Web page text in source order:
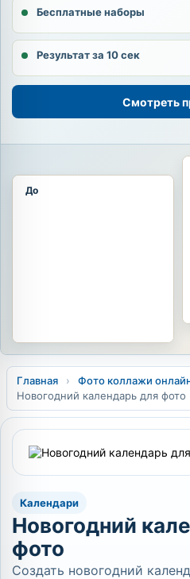
Бесплатные наборы
Результат за 10 сек
Смотреть
До
Главная › Фото коллажи
Новогодний календарь для фото
Календари
Новогодний
фото
Создать новогодний